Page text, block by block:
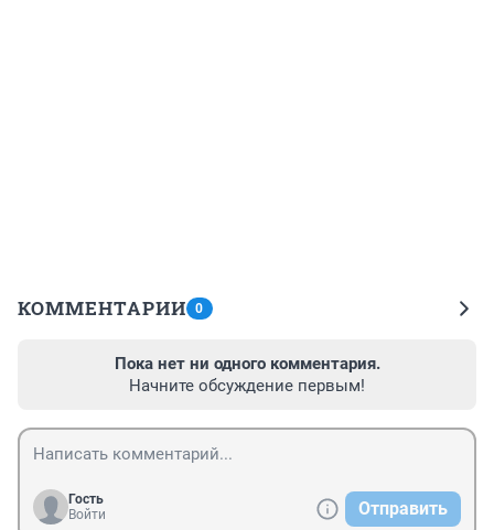
КОММЕНТАРИИ 0
Пока нет ни одного комментария.
Начните обсуждение первым!
Гость
Войти
Отправить